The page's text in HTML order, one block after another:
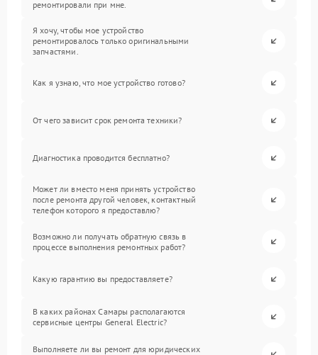
ремонтировали при мне.
Я хочу, чтобы мое устройство
ремонтировалось только оригинальными
запчастями.
Как я узнаю, что мое устройство готово?
От чего зависит срок ремонта техники?
Диагностика проводится бесплатно?
Может ли вместо меня принять устройство
после ремонта другой человек, контактный
телефон которого я предоставлю?
Возможно ли получать обратную связь в
процессе выполнения ремонтных работ?
Какую гарантию вы предоставляете?
В каких районах Самары располагаются
сервисные центры General Electric?
Выполняете ли вы ремонт для юридических